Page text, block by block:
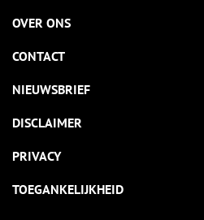
OVER ONS
CONTACT
NIEUWSBRIEF
DISCLAIMER
PRIVACY
TOEGANKELIJKHEID